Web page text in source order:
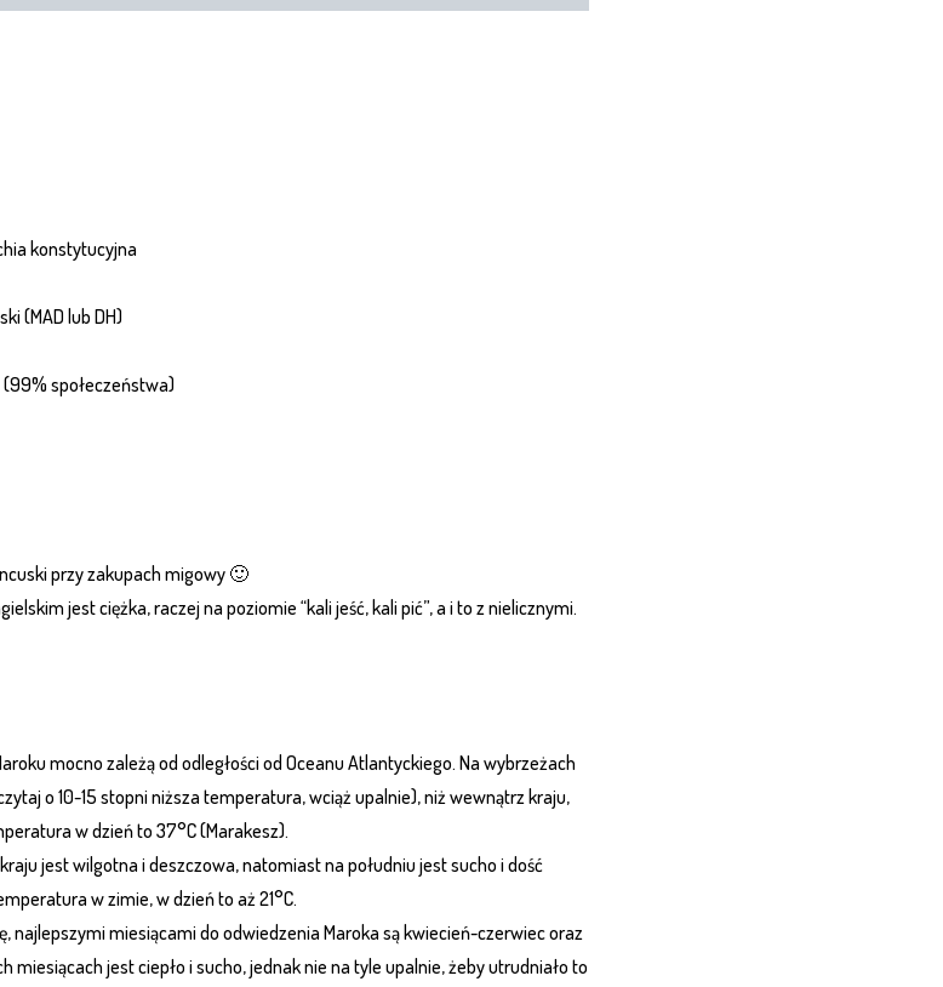
konstytucyjna
(MAD lub DH)
społeczeństwa)
przy zakupach migowy 🙂
jest ciężka, raczej na poziomie “kali jeść, kali pić”, a i to z nielicznymi.
mocno zależą od odległości od Oceanu Atlantyckiego. Na wybrzeżach
o 10-15 stopni niższa temperatura, wciąż upalnie), niż wewnątrz kraju,
w dzień to 37°C (Marakesz).
jest wilgotna i deszczowa, natomiast na południu jest sucho i dość
w zimie, w dzień to aż 21°C.
najlepszymi miesiącami do odwiedzenia Maroka są kwiecień-czerwiec oraz
miesiącach jest ciepło i sucho, jednak nie na tyle upalnie, żeby utrudniało to